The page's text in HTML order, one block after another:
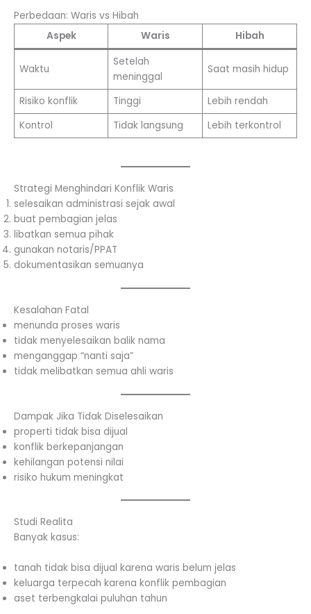
Perbedaan: Waris vs Hibah
Aspek
Waris Hibah
Waktu
Setelah
meninggal
Saat masih hidup
Risiko konflik Tinggi
Lebih rendah
Kontrol
Tidak langsung Lebih terkontrol
Strategi Menghindari Konflik Waris
selesaikan administrasi sejak awal
buat pembagian jelas
libatkan semua pihak
gunakan notaris/PPAT
dokumentasikan semuanya
Kesalahan Fatal
menunda proses waris
tidak menyelesaikan balik nama
menganggap “nanti saja”
tidak melibatkan semua ahli waris
Dampak Jika Tidak Diselesaikan
properti tidak bisa dijual
konflik berkepanjangan
kehilangan potensi nilai
risiko hukum meningkat
Studi Realita
Banyak kasus:
tanah tidak bisa dijual karena waris belum jelas
keluarga terpecah karena konflik pembagian
aset terbengkalai puluhan tahun